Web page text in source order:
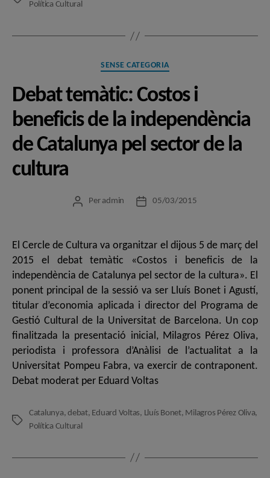
Política Cultural
Categories
SENSE CATEGORIA
Debat temàtic: Costos i
beneficis de la independència
de Catalunya pel sector de la
cultura
Autor
Per admin
Data05/03/2015
El Cercle de Cultura va organitzar el dijous 5 de març del
2015 el debat temàtic «Costos i beneficis de la
independència de Catalunya pel sector de la cultura». El
ponent principal de la sessió va ser Lluís Bonet i Agustí,
titular d’economia aplicada i director del Programa de
Gestió Cultural de la Universitat de Barcelona. Un cop
finalitzada la presentació inicial, Milagros Pérez Oliva,
periodista i professora d’Anàlisi de l’actualitat a la
Universitat Pompeu Fabra, va exercir de contraponent.
Debat moderat per Eduard Voltas
Etiquetes
Catalunya,debat, Eduard Voltas, Lluís Bonet, Milagros Pérez Oliva,
Política Cultural